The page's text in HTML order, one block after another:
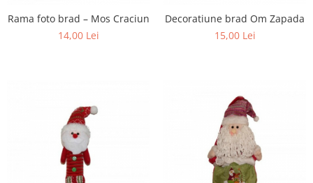
Rama foto brad – Mos Craciun
14,00 Lei
Decoratiune brad Om Zapada
15,00 Lei